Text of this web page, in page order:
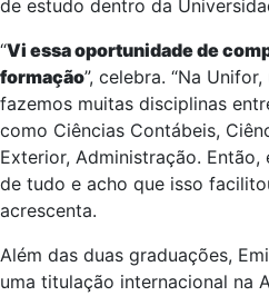
de estudo dentro da
“Vi essa oportunidade de
formação”, celebra. “Na
fazemos muitas disciplinas
como Ciências Contábeis,
Exterior, Administração.
de tudo e acho que isso
acrescenta.
Além das duas graduações,
uma titulação internacional na